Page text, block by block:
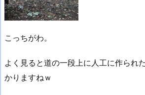
こっちがわ。
よく見ると道の一段上に人工に作られ
かりますねｗ